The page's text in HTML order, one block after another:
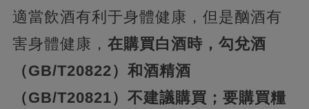
適當飲酒有利于身體健康，但是酗酒有
害身體健康， 在購買白酒時，勾兌酒
（GB/T20822）和酒精酒
（GB/T20821）不建議購買；要購買糧